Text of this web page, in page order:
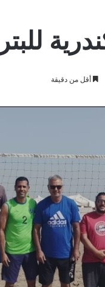
أقل من دقيقة